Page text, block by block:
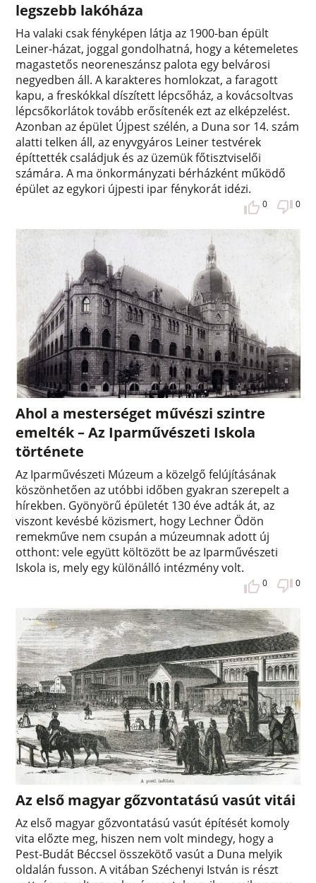
legszebb lakóháza
Ha valaki csak fényképen látja az 1900-ban épült
Leiner-házat, joggal gondolhatná, hogy a kétemeletes
magastetős neoreneszánsz palota egy belvárosi
negyedben áll. A karakteres homlokzat, a faragott
kapu, a freskókkal díszített lépcsőház, a kovácsoltvas
lépcsőkorlátok tovább erősítenék ezt az elképzelést.
Azonban az épület Újpest szélén, a Duna sor 14. szám
alatti telken áll, az enyvgyáros Leiner testvérek
építtették családjuk és az üzemük főtisztviselői
számára. A ma önkormányzati bérházként működő
épület az egykori újpesti ipar fénykorát idézi.
0 0
Ahol a mesterséget művészi szintre
emelték – Az Iparművészeti Iskola
története
Az Iparművészeti Múzeum a közelgő felújításának
köszönhetően az utóbbi időben gyakran szerepelt a
hírekben. Gyönyörű épületét 130 éve adták át, az
viszont kevésbé közismert, hogy Lechner Ödön
remekműve nem csupán a múzeumnak adott új
otthont: vele együtt költözött be az Iparművészeti
Iskola is, mely egy különálló intézmény volt.
0 0
Az első magyar gőzvontatású vasút vitái
Az első magyar gőzvontatású vasút építését komoly
vita előzte meg, hiszen nem volt mindegy, hogy a
Pest-Budát Béccsel összekötő vasút a Duna melyik
oldalán fusson. A vitában Széchenyi István is részt